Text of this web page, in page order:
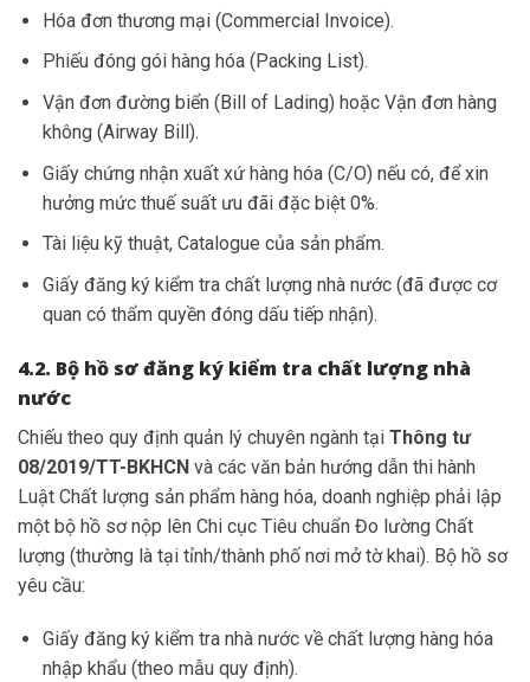
Hóa đơn thương mại (Commercial Invoice).
Phiếu đóng gói hàng hóa (Packing List).
Vận đơn đường biển (Bill of Lading) hoặc Vận đơn hàng
không (Airway Bill).
Giấy chứng nhận xuất xứ hàng hóa (C/O) nếu có, để xin
hưởng mức thuế suất ưu đãi đặc biệt 0%.
Tài liệu kỹ thuật, Catalogue của sản phẩm.
Giấy đăng ký kiểm tra chất lượng nhà nước (đã được cơ
quan có thẩm quyền đóng dấu tiếp nhận).
4.2. Bộ hồ sơ đăng ký kiểm tra chất lượng nhà
nước
Chiếu theo quy định quản lý chuyên ngành tại Thông tư
08/2019/TT-BKHCN và các văn bản hướng dẫn thi hành
Luật Chất lượng sản phẩm hàng hóa, doanh nghiệp phải lập
một bộ hồ sơ nộp lên Chi cục Tiêu chuẩn Đo lường Chất
lượng (thường là tại tỉnh/thành phố nơi mở tờ khai). Bộ hồ sơ
yêu cầu:
Giấy đăng ký kiểm tra nhà nước về chất lượng hàng hóa
nhập khẩu (theo mẫu quy định).